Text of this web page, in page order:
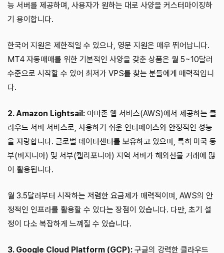
능 서버를 제공하며, 사용자가 원하는 대로 사양을 커스터마이징하
기 용이합니다.
한국어 지원은 제한적일 수 있으나, 영문 지원은 매우 뛰어납니다.
MT4 자동매매를 위한 기본적인 사양을 갖춘 상품은 월 5~10달러
수준으로 시작할 수 있어 최저가 VPS를 찾는 분들에게 매력적입니
다.
2. Amazon Lightsail: 아마존 웹 서비스(AWS)에서 제공하는 클
라우드 서버 서비스로, 사용하기 쉬운 인터페이스와 안정적인 성능
을 자랑합니다. 글로벌 데이터센터를 보유하고 있으며, 특히 미국 동
부(버지니아) 및 서부(캘리포니아) 지역 서버가 해외선물 거래에 많
이 활용됩니다.
월 3.5달러부터 시작하는 저렴한 요금제가 매력적이며, AWS의 안
정적인 인프라를 활용할 수 있다는 장점이 있습니다. 다만, 초기 설
정이 다소 복잡하게 느껴질 수 있습니다.
3. Google Cloud Platform (GCP): 구글의 강력한 클라우드